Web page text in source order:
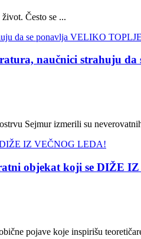
Često se ...
naučnici strahuju
Sejmur izmerili su
objekat koji se DIŽE
pojave koje inspirišu